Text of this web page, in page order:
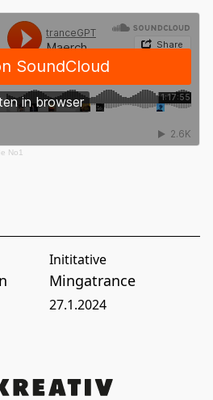
No1
Inititative
Mingatrance
27.1.2024